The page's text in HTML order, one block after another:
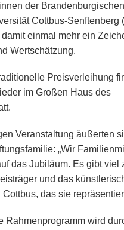
der Brandenburgischen
Cottbus-Senftenberg
einmal mehr ein
Wertschätzung.
Preisverleihung
im Großen Haus des
Veranstaltung äußerten
„Wir
das Jubiläum. Es gibt viel
und das
das sie
Rahmenpro­gramm wird